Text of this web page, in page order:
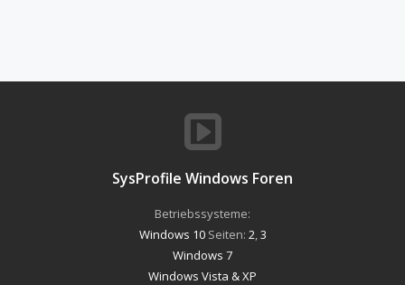
SysProfile Windows Foren
Betriebssysteme:
Windows 10Seiten: 2 3
Windows 7
Windows Vista & XP